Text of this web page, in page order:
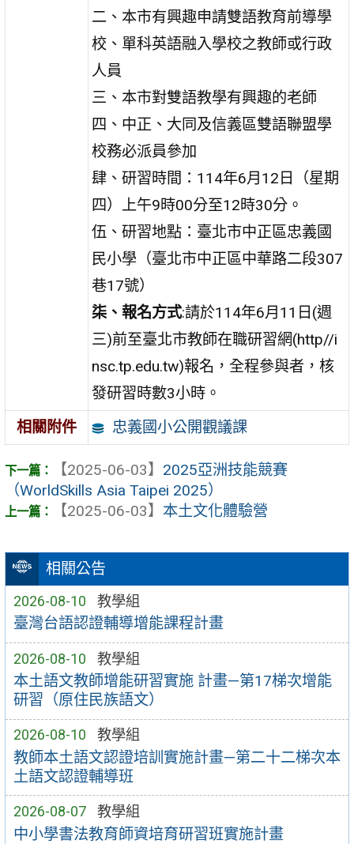
相關公告
2026-08-10 教學組
臺灣台語認證輔導增能課程計畫
2026-08-10 教學組
本土語文教師增能研習實施 計畫—第17梯次增能
研習（原住民族語文）
2026-08-10 教學組
教師本土語文認證培訓實施計畫—第二十二梯次本
土語文認證輔導班
2026-08-07 教學組
中小學書法教育師資培育研習班實施計畫
二、本市有興趣申請雙語教育前導學
校、單科英語融入學校之教師或行政
人員
三、本市對雙語教學有興趣的老師
四、中正、大同及信義區雙語聯盟學
校務必派員參加
肆、研習時間：114年6月12日（星期
四）上午9時00分至12時30分。
伍、研習地點：臺北市中正區忠義國
民小學（臺北市中正區中華路二段307
巷17號）
柒、報名方式:請於114年6月11日(週
三)前至臺北市教師在職研習網(http//i
nsc.tp.edu.tw)報名，全程參與者，核
發研習時數3小時。
相關附件
忠義國小公開觀議課
【2025-06-03】 2025亞洲技能競賽
（WorldSkills Asia Taipei 2025）
【2025-06-03】 本土文化體驗營